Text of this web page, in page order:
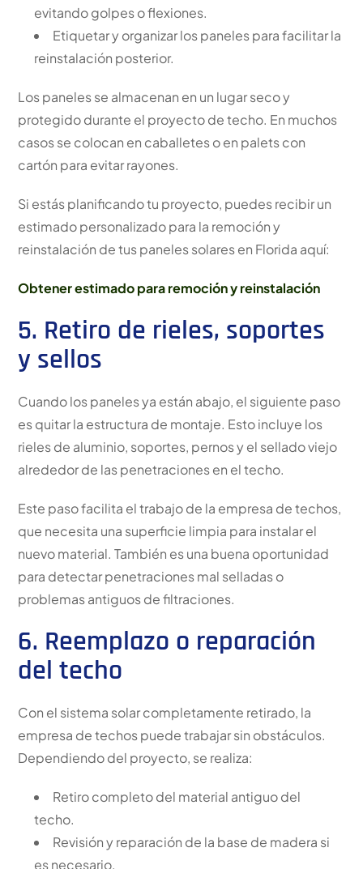
evitando golpes o flexiones.
Etiquetar y organizar los paneles para facilitar la
reinstalación posterior.
Los paneles se almacenan en un lugar seco y
protegido durante el proyecto de techo. En muchos
casos se colocan en caballetes o en palets con
cartón para evitar rayones.
Si estás planificando tu proyecto, puedes recibir un
estimado personalizado para la remoción y
reinstalación de tus paneles solares en Florida aquí:
Obtener estimado para remoción y reinstalación
5. Retiro de rieles, soportes
y sellos
Cuando los paneles ya están abajo, el siguiente paso
es quitar la estructura de montaje. Esto incluye los
rieles de aluminio, soportes, pernos y el sellado viejo
alrededor de las penetraciones en el techo.
Este paso facilita el trabajo de la empresa de techos,
que necesita una superficie limpia para instalar el
nuevo material. También es una buena oportunidad
para detectar penetraciones mal selladas o
problemas antiguos de filtraciones.
6. Reemplazo o reparación
del techo
Con el sistema solar completamente retirado, la
empresa de techos puede trabajar sin obstáculos.
Dependiendo del proyecto, se realiza:
Retiro completo del material antiguo del
techo.
Revisión y reparación de la base de madera si
es necesario.